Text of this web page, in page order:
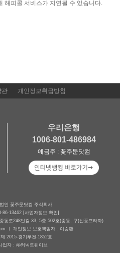
해피콜 서비스가 지연될 수 있습니다.
관 개인정보취급방침
우리은행
1006-801-486984
예금주 : 꽃주문닷컴
인 꽃주문닷컴 주식회사
86-13462 [사업자정보 확인]
동로248번길 33, 5층 502호(중동, 구)신풍프라자)
ㅣ 개인정보 보호책임자 : 이승환
2015-경기부천-1852호
업자 : ㈜커넥트웨이브